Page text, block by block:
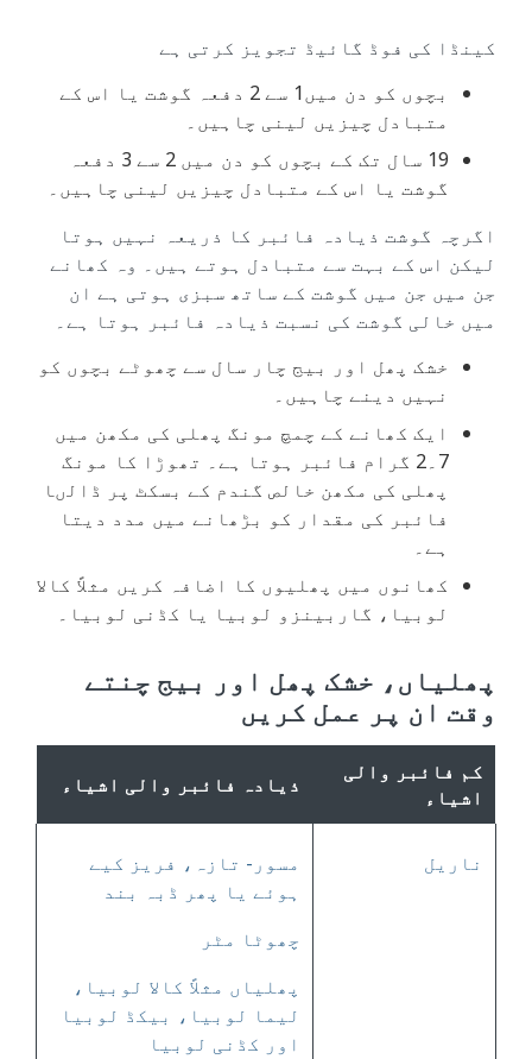
کینڈا کی فوڈ گائیڈ تجویز کرتی ہے
بچوں کو دن میں1 سے 2 دفعہ گوشت یا اس کے
متبادل چیزیں لینی چاہیں۔
19 سال تک کے بچوں کو دن میں 2 سے 3 دفعہ
گوشت یا اس کے متبادل چیزیں لینی چاہیں۔
اگرچہ گوشت ذیادہ فائبر کا ذریعہ نہیں ہوتا
لیکن اس کے بہت سے متبادل ہوتے ہیں۔ وہ کھانے
جن میں جن میں گوشت کے ساتھ سبزی ہوتی ہے ان
میں خالی گوشت کی نسبت ذیادہ فائبر ہوتا ہے۔
خشک پھل اور بیج چار سال سے چھوٹے بچوں کو
نہیں دینے چاہیں۔
ایک کھانے کے چمچ مونگ پھلی کی مکھن میں
7۔2 گرام فائبر ہوتا ہے۔ تھوڑا کا مونگ
پھلی کی مکھن خالص گندم کے بسکٹ پر ڈالںا
فائبر کی مقدار کو بڑھانے میں مدد دیتا
ہے۔
کھانوں میں پھلیوں کا اضافہ کریں مثلاً کالا
لوبیا، گاربینزو لوبیا یا کڈنی لوبیا۔
پھلیاں، خشک پھل اور بیج چنتے
وقت ان پر عمل کریں
کم فائبر والی
اشیاء
ذیادہ فائبر والی اشیاء
ناریل
مسور- تازہ، فریز کیے
ہوئے یا پھر ڈبہ بند
چھوٹا مٹر
پھلیاں مثلاً کالا لوبیا،
لیما لوبیا، بیکڈ لوبیا
اور کڈنی لوبیا